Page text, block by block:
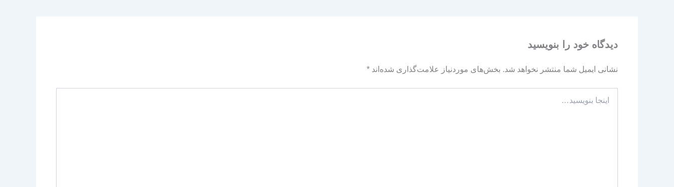
دیدگاه‌ خود را بنویسید
نشانی ایمیل شما منتشر نخواهد شد. بخش‌های موردنیاز علامت‌گذاری شده‌اند *
بنویسید…